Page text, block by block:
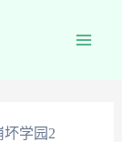
学园2